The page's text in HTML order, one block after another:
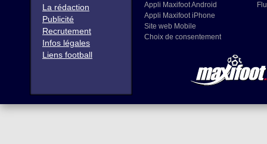
La rédaction
Publicité
Recrutement
Infos légales
Liens football
Appli Maxifoot Android
Appli Maxifoot iPhone
Site web Mobile
Choix de consentement